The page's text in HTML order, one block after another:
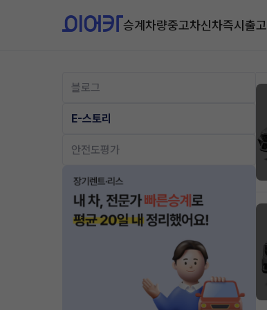
승계차량중고차신차즉시출고
블로그
E-스토리
안전도평가